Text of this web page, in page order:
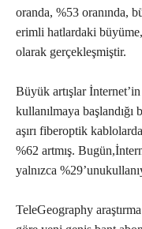
oranda, %53 oranında,
erimli hatlardaki
olarak gerçekleşmiştir.
Büyük artışlar
kullanılmaya başlandığı
aşırı fiberoptik
%62 artmış. Bugün,
yalnızca %29’unu
TeleGeography araştırma